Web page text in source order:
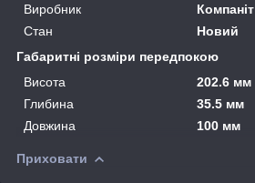
Виробник
Компаніт
Стан
Новий
Габаритні розміри передпокою
Висота
202.6 мм
Глибина
35.5 мм
Довжина
100 мм
Приховати